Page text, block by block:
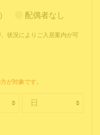
配偶者なし
状況によりご入居案内が可
が対象です。